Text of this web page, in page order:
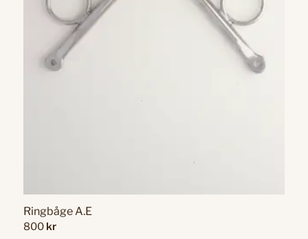
Ringbåge A.E
800 kr